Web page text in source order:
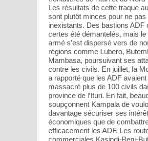
Les résultats de cette traque
sont plutôt minces pour ne pas
inexistants. Des bastions ADF
certes été démantelés, mais le
armé s’est dispersé vers de
régions comme Lubero,
Mambasa, poursuivant ses
contre les civils. En juillet, la
a rapporté que les ADF avaient
massacré plus de 100 civils
province de l’Ituri. En fait,
soupçonnent Kampala de
davantage sécuriser ses
économiques que de
efficacement les ADF. Les
commerciales Kasindi-Beni-